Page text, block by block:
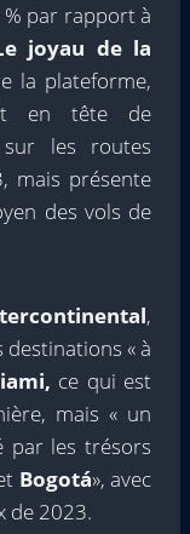
par rapport à
joyau de la
la plateforme,
en tête de
sur les routes
mais présente
des vols de
,
destinations « à
ce qui est
mais « un
par les trésors
Bogotá», avec
de 2023.